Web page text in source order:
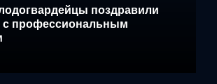
поздравили
с профессиональным